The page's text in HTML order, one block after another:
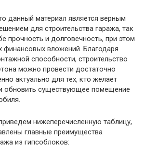
данный материал является верным
для строительства гаража, так
прочность и долговечность, при этом
финансовых вложений. Благодаря
способности, строительство
можно провести достаточно
актуально для тех, кто желает
обновить существующее помещение
нижеперечисленную таблицу,
главные преимущества
из гипсоблоков: